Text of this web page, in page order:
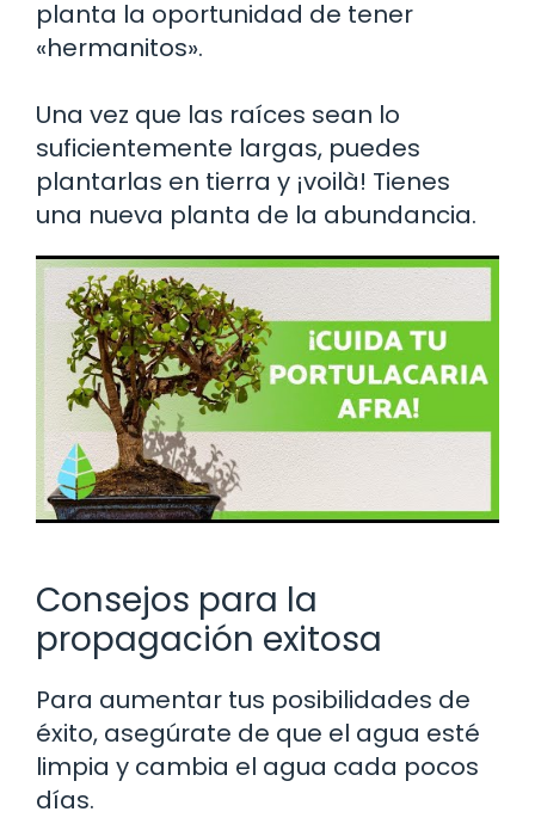
planta la oportunidad de tener
«hermanitos».
Una vez que las raíces sean lo
suficientemente largas, puedes
plantarlas en tierra y ¡voilà! Tienes
una nueva planta de la abundancia.
Consejos para la
propagación exitosa
Para aumentar tus posibilidades de
éxito, asegúrate de que el agua esté
limpia y cambia el agua cada pocos
días.